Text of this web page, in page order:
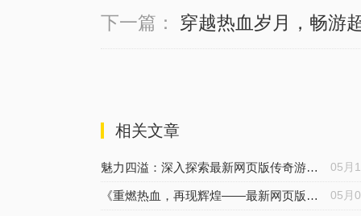
下一篇：
穿越热血岁月，畅游
相关文章
05月
魅力四溢：深入探索最新网页版传奇游戏的革新之处
05月
《重燃热血，再现辉煌——最新网页版传奇游戏如何重塑经典传奇》